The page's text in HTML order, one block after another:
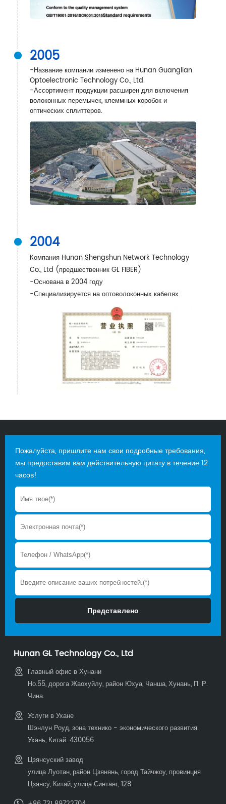
2005
-Название компании изменено на Hunan Guanglian
Optoelectronic Technology Co., Ltd.
-Ассортимент продукции расширен для включения
волоконных перемычек, клеммных коробок и
оптических сплиттеров.
2004
Компания Hunan Shengshun Network Technology
Co., Ltd (предшественник GL FIBER)
-Основана в 2004 году
-Специализируется на оптоволоконных кабелях
Пожалуйста, пришлите нам свои подробные требования,
мы предоставим вам действительную цитату в течение 12
часов!
Hunan GL Technology Co., Ltd
Главный офис в Хунани
Но.55, дорога Жаохуйлу, район Юхуа, Чанша, Хунань, П. Р.
Чина.
Услуги в Ухане
Шэнлун Роуд, зона технико - экономического развития.
Ухань, Китай. 430056
Цзянсуский завод
улица Луотан, район Цзянянь, город Тайчжоу, провинция
Цзянсу, Китай, улица Синтанг, 128.